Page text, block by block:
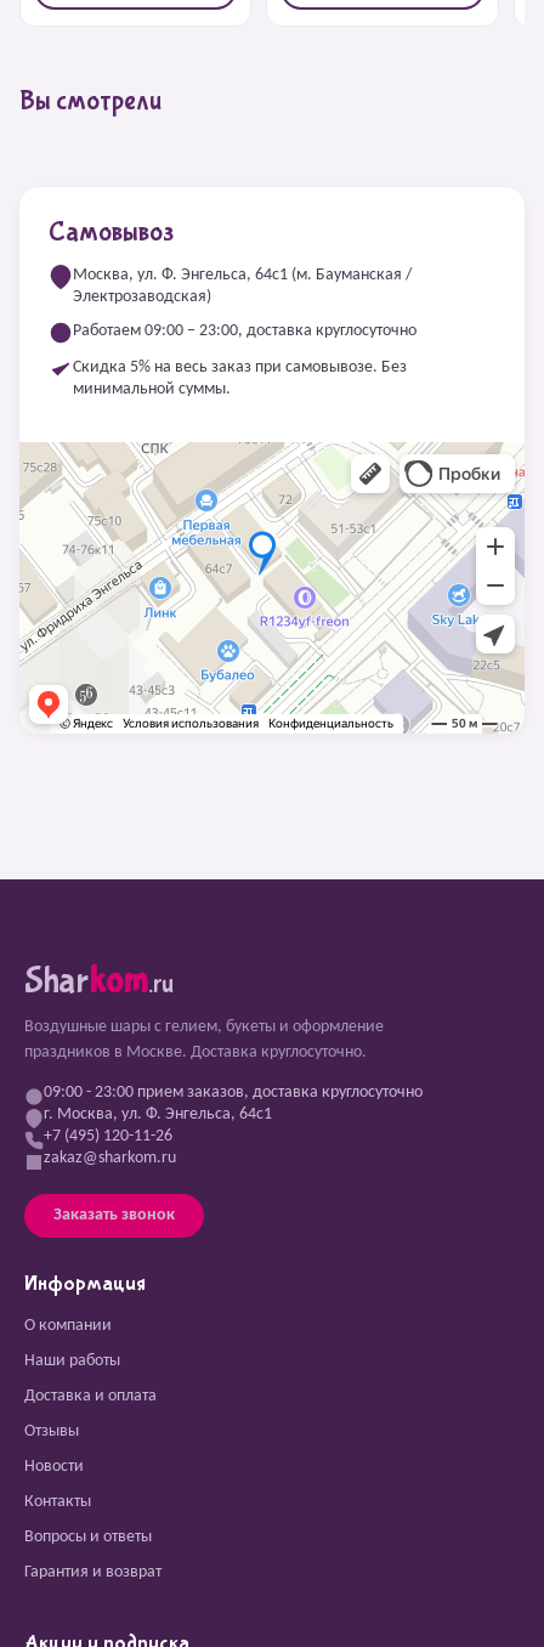
Вы смотрели
Самовывоз
Москва, ул. Ф. Энгельса, 64с1 (м. Бауманская /
Электрозаводская)
Работаем 09:00 – 23:00, доставка круглосуточно
Скидка 5% на весь заказ при самовывозе. Без
минимальной суммы.
Sharkom.ru
Воздушные шары с гелием, букеты и оформление
праздников в Москве. Доставка круглосуточно.
09:00 - 23:00 прием заказов, доставка круглосуточно
г. Москва, ул. Ф. Энгельса, 64с1
+7 (495) 120-11-26
zakaz@sharkom.ru
Заказать звонок
Информация
О компании
Наши работы
Доставка и оплата
Отзывы
Новости
Контакты
Вопросы и ответы
Гарантия и возврат